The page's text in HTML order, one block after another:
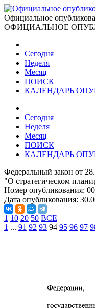
Официальное
ОФИЦИАЛЬНОЕ
Сегодня
Неделя
Месяц
ПОИСК
КАЛЕНДАРЬ
Сегодня
Неделя
Месяц
ПОИСК
КАЛЕНДАРЬ
Федеральный закон от
"О стратегическом
Номер опубликования:
Дата опубликования:
1 10 20 50 ВСЕ
1 ... 91 92 93 94 95 96 97